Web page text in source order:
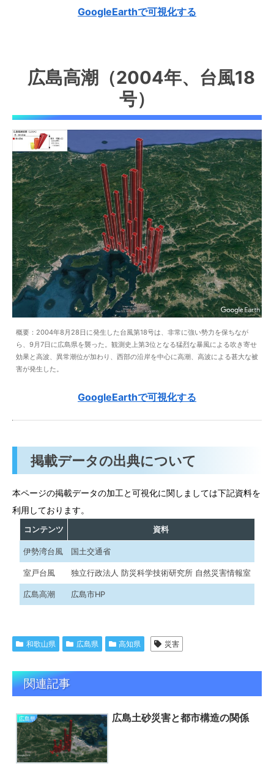
GoogleEarthで可視化する
広島高潮（2004年、台風18
号）
概要：2004年8月28日に発生した台風第18号は、非常に強い勢力を保ちなが
ら、9月7日に広島県を襲った。観測史上第3位となる猛烈な暴風による吹き寄せ
効果と高波、異常潮位が加わり、西部の沿岸を中心に高潮、高波による甚大な被
害が発生した。
GoogleEarthで可視化する
掲載データの出典について
本ページの掲載データの加工と可視化に関しましては下記資料を
利用しております。
コンテンツ 資料
伊勢湾台風 国土交通省
室戸台風 独立行政法人 防災科学技術研究所 自然災害情報室
広島高潮 広島市HP
和歌山県 広島県 高知県 災害
関連記事
広島県 広島土砂災害と都市構造の関係